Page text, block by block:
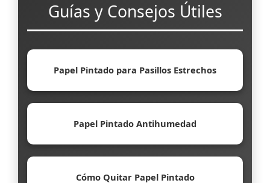
Guías y Consejos Útiles
Papel Pintado para Pasillos Estrechos
Papel Pintado Antihumedad
Cómo Quitar Papel Pintado